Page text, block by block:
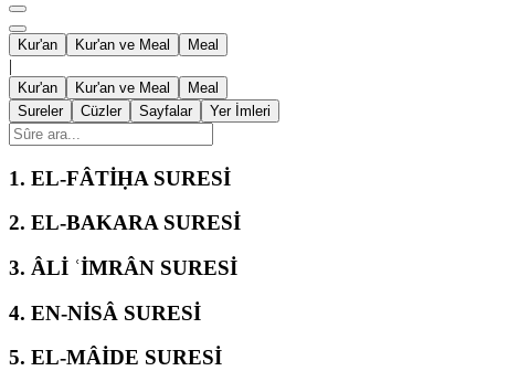
Kur'an Kur'an ve Meal Meal
|
Kur'an Kur'an ve Meal
Meal
Sureler
Cüzler Sayfalar Yer İmleri
1. EL-FÂTİḤA SURESİ
2. EL-BAKARA SURESİ
3. ÂLİ ʿİMRÂN SURESİ
4. EN-NİSÂ SURESİ
5. EL-MÂİDE SURESİ